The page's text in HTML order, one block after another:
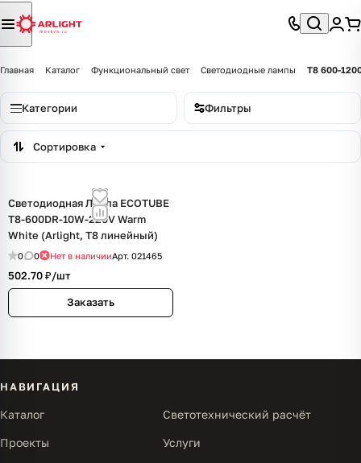
Главная Каталог Функциональный свет Светодиодные лампы Т8 600-
Категории Фильтры
Сортировка
Светодиодная Лампа ECOTUBE
T8-600DR-10W-220V Warm
White (Arlight, T8 линейный)
0 0 Нет в наличииАрт. 021465
502.70 ₽/шт
Заказать
НАВИГАЦИЯ
Каталог Светотехнический расчёт
Проекты Услуги